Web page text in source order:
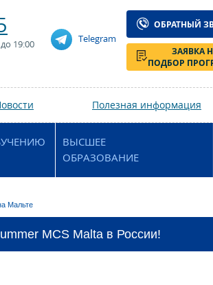
19:00
Telegram
ОБРАТНЫЙ
ЗАЯВКА
ПОДБОР
Полезная информация
ВЫСШЕЕ
ОБРАЗОВАНИЕ
Мальте
MCS Malta в России!